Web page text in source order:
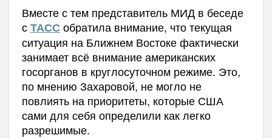
Вместе с тем представитель МИД в беседе
сТАССобратила внимание, что текущая
ситуация на Ближнем Востоке фактически
занимает всё внимание американских
госорганов в круглосуточном режиме. Это,
по мнению Захаровой, не могло не
повлиять на приоритеты, которые США
сами для себя определили как легко
разрешимые.